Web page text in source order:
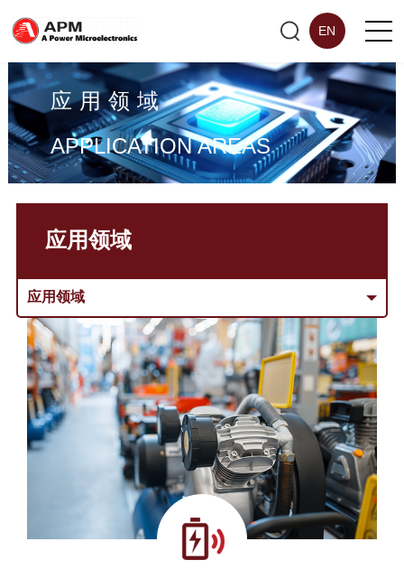
EN
应用领域
APPLICATION AREAS
应用领域
应用领域